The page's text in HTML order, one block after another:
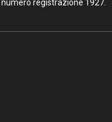
registrazione 1927.